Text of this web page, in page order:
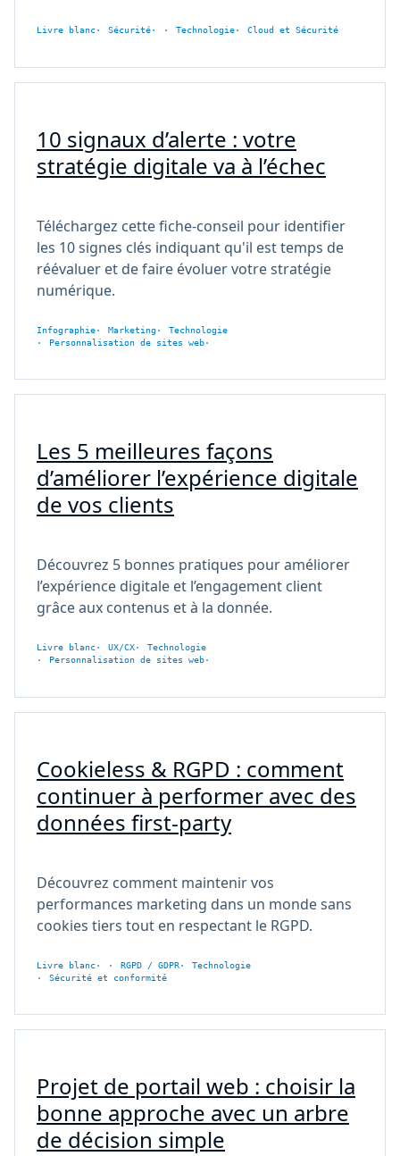
Livre blanc Sécurité Technologie Cloud et Sécurité
10 signaux d’alerte : votre
stratégie digitale va à l’échec
Téléchargez cette fiche-conseil pour identifier
les 10 signes clés indiquant qu'il est temps de
réévaluer et de faire évoluer votre stratégie
numérique.
Infographie Marketing
Technologie
Personnalisation de sites web
Les 5 meilleures façons
d’améliorer l’expérience digitale
de vos clients
Découvrez 5 bonnes pratiques pour améliorer
l’expérience digitale et l’engagement client
grâce aux contenus et à la donnée.
Livre blanc UX/CX
Technologie
Personnalisation de sites web
Cookieless & RGPD : comment
continuer à performer avec des
données first-party
Découvrez comment maintenir vos
performances marketing dans un monde sans
cookies tiers tout en respectant le RGPD.
Livre blanc RGPD / GDPR
Technologie
Sécurité et conformité
Projet de portail web : choisir la
bonne approche avec un arbre
de décision simple